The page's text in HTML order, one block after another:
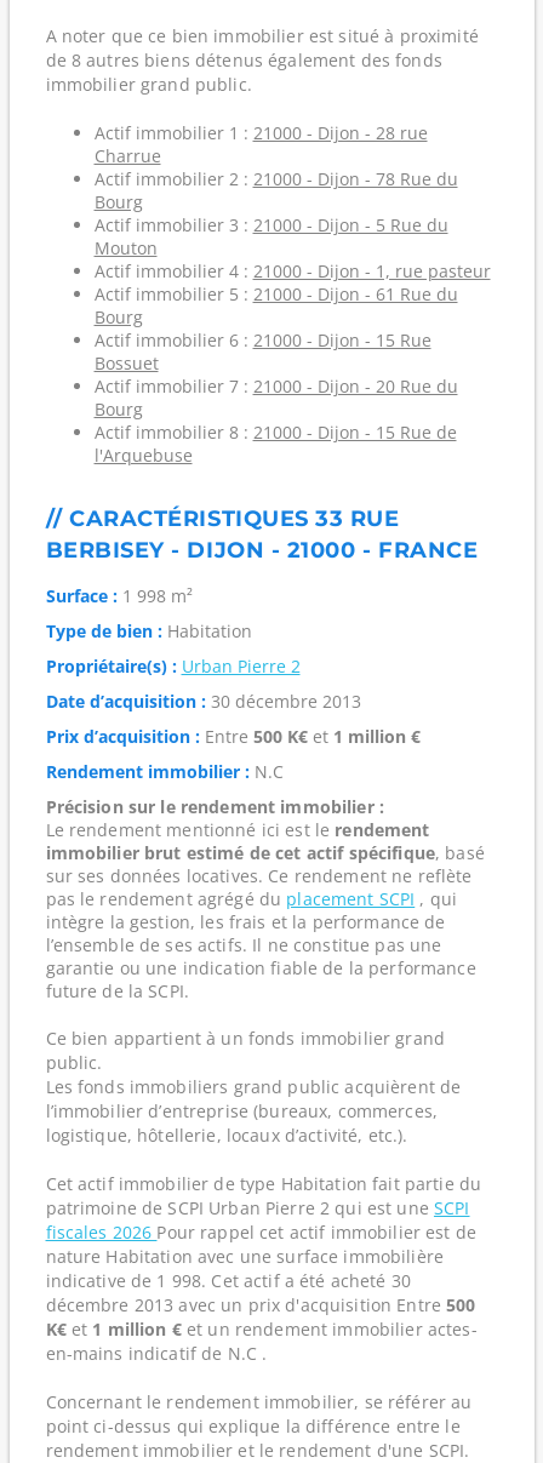
A noter que ce bien immobilier est situé à proximité
de 8 autres biens détenus également des fonds
immobilier grand public.
Actif immobilier 1 : 21000 - Dijon - 28 rue
Charrue
Actif immobilier 2 : 21000 - Dijon - 78 Rue du
Bourg
Actif immobilier 3 : 21000 - Dijon - 5 Rue du
Mouton
Actif immobilier 4 : 21000 - Dijon - 1, rue pasteur
Actif immobilier 5 : 21000 - Dijon - 61 Rue du
Bourg
Actif immobilier 6 : 21000 - Dijon - 15 Rue
Bossuet
Actif immobilier 7 : 21000 - Dijon - 20 Rue du
Bourg
Actif immobilier 8 : 21000 - Dijon - 15 Rue de
l'Arquebuse
// CARACTÉRISTIQUES 33 RUE
BERBISEY - DIJON - 21000 - FRANCE
Surface :1 998 m²
Type de bien :Habitation
Propriétaire(s) : Urban Pierre 2
Date d’acquisition :30 décembre 2013
Prix d’acquisition :Entre 500 K€et 1 million €
Rendement immobilier :N.C
Précision sur le rendement immobilier :
Le rendement mentionné ici est le rendement
immobilier brut estimé de cet actif spécifique, basé
sur ses données locatives. Ce rendement ne reflète
pas le rendement agrégé du placement SCPI , qui
intègre la gestion, les frais et la performance de
l’ensemble de ses actifs. Il ne constitue pas une
garantie ou une indication fiable de la performance
future de la SCPI.
Ce bien appartient à un fonds immobilier grand
public.
Les fonds immobiliers grand public acquièrent de
l’immobilier d’entreprise (bureaux, commerces,
logistique, hôtellerie, locaux d’activité, etc.).
Cet actif immobilier de type Habitation fait partie du
patrimoine de SCPI Urban Pierre 2 qui est une SCPI
fiscales 2026 Pour rappel cet actif immobilier est de
nature Habitation avec une surface immobilière
indicative de 1 998. Cet actif a été acheté 30
décembre 2013 avec un prix d'acquisition Entre500
K€et 1 million €et un rendement immobilier actes-
en-mains indicatif de N.C .
Concernant le rendement immobilier, se référer au
point ci-dessus qui explique la différence entre le
rendement immobilier et le rendement d'une SCPI.